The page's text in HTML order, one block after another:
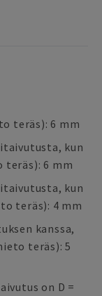
teräs): 6 mm
kun
teräs): 6 mm
kun
teräs): 4 mm
kanssa,
teräs): 5
on D =